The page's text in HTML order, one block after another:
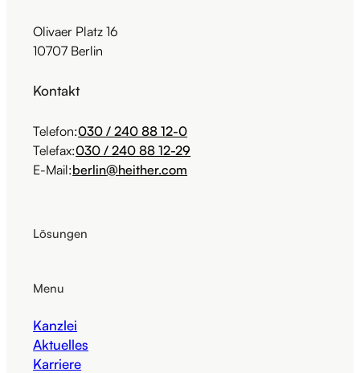
Olivaer Platz 16
10707 Berlin
Kontakt
Telefon:030 / 240 88 12-0
Telefax:030 / 240 88 12-29
E-Mail:berlin@heither.com
Lösungen
Menu
Kanzlei
Aktuelles
Karriere